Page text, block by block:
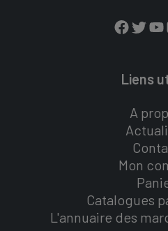
Liens
A
Mon
Catalogues
L'annuaire des